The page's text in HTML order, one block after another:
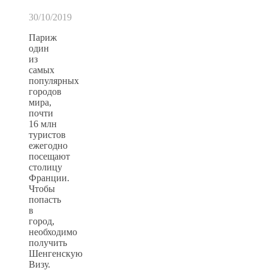
30/10/2019
Париж
один
из
самых
популярных
городов
мира,
почти
16 млн
туристов
ежегодно
посещают
столицу
Франции.
Чтобы
попасть
в
город,
необходимо
получить
Шенгенскую
Визу.